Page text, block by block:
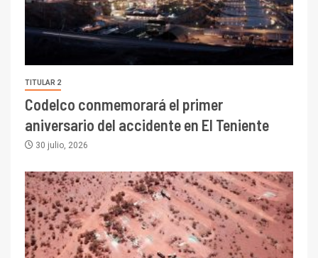
TITULAR 2
Codelco conmemorará el primer
aniversario del accidente en El Teniente
30 julio, 2026